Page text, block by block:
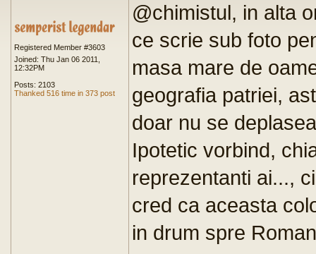
Registered Member #3603
Joined: Thu Jan 06 2011,
12:32PM
Posts: 2103
Thanked 516 time in 373 post
@chimistul, in alta
ce scrie sub foto
masa mare de
geografia patriei,
doar nu se
Ipotetic vorbind,
reprezentanti ai...,
cred ca aceasta
in drum spre